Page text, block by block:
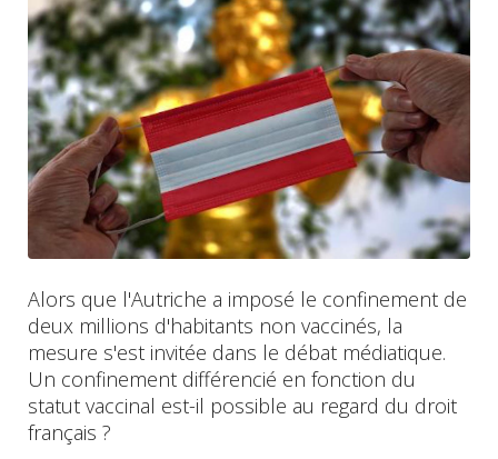
Alors que l'Autriche a imposé le confinement de
deux millions d'habitants non vaccinés, la
mesure s'est invitée dans le débat médiatique.
Un confinement différencié en fonction du
statut vaccinal est-il possible au regard du droit
français ?